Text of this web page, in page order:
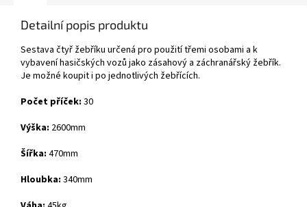
Detailní popis produktu
Sestava čtyř žebříku určená pro použití třemi osobami a k
vybavení hasičských vozů jako zásahový a záchranářský žebřík.
Je možné koupit i po jednotlivých žebřících.
Počet příček: 30
Výška: 2600mm
Šířka: 470mm
Hloubka: 340mm